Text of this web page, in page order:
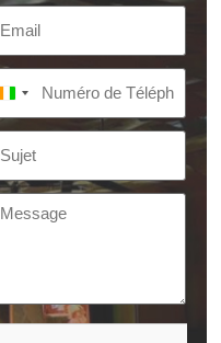
Côte d’Ivoire +225